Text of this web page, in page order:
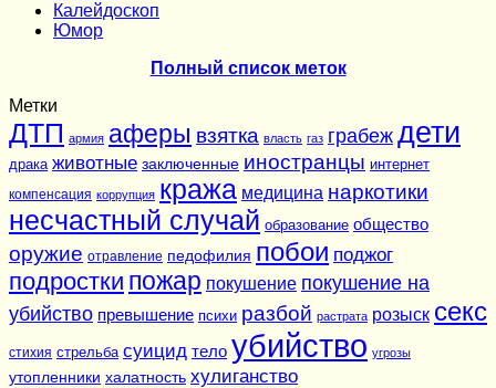
Калейдоскоп
Юмор
Полный список меток
Метки
ДТП армия аферы взятка власть газ грабеж дети
драка животные заключенные иностранцы интернет
компенсация коррупция кража медицина наркотики
несчастный случай образование общество
оружие отравление педофилия побои поджог
подростки пожар покушение покушение на
убийство превышение психи разбой растрата розыск секс
стихия стрельба суицид тело убийство угрозы
утопленники халатность хулиганство